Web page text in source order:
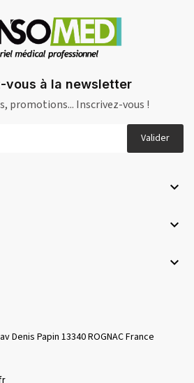
vous à la newsletter
promotions... Inscrivez-vous !
Valider



Denis Papin 13340 ROGNAC France